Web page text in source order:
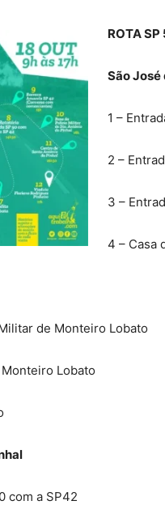
ROTA
São José
1 –
2 –
3 –
4 – Casa
de Monteiro Lobato
Lobato
com a SP42